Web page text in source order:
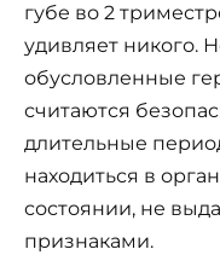
губе во 2
удивляет никого.
обусловленные
считаются
длительные
находиться в
состоянии, не
признаками.